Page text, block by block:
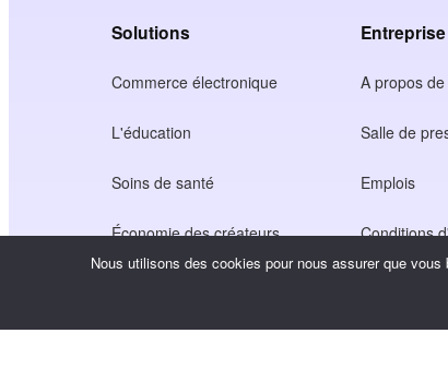
Solutions
Commerce électronique
L'éducation
Soins de santé
Économie des créateurs
Service de passerelle
Entreprise
A propos
Salle de
Emplois
Conditions
Nous utilisons des cookies pour nous assurer que